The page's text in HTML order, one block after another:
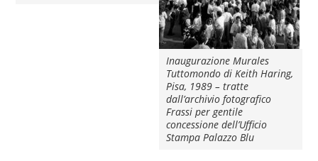
Inaugurazione Murales
Tuttomondo di Keith Haring,
Pisa, 1989 – tratte
dall’archivio fotografico
Frassi per gentile
concessione dell’Ufficio
Stampa Palazzo Blu